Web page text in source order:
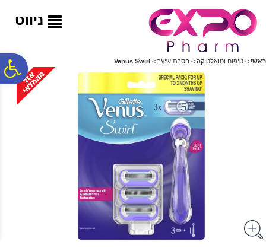
ניווט
ראשי > טיפוח וטואלטיקה > הסרת שיער >
Venus Swirl